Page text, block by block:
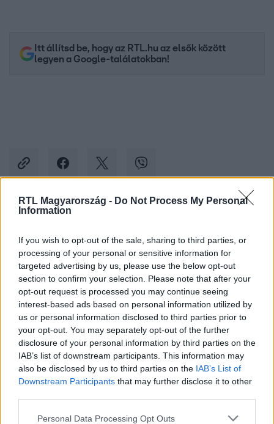
RTL Magyarország - Do Not Process My Personal
Information
If you wish to opt-out of the sale, sharing to third parties, or
processing of your personal or sensitive information for
targeted advertising by us, please use the below opt-out
section to confirm your selection. Please note that after your
opt-out request is processed you may continue seeing
interest-based ads based on personal information utilized by
us or personal information disclosed to third parties prior to
your opt-out. You may separately opt-out of the further
disclosure of your personal information by third parties on the
IAB’s list of downstream participants. This information may
also be disclosed by us to third parties on the IAB’s List of
Downstream Participants that may further disclose it to other
Please note that this website/app uses one or more Google
Personal Data Processing Opt Outs
Itt állítsd be, hogy az RTL.hu az elsők között
legyen a Google-találatokban!
Facebookon is!
Követem
SZIGET REKLÁM
#MELEG #FELJELENTÉS #FOGYASZTÓVÉDELEM